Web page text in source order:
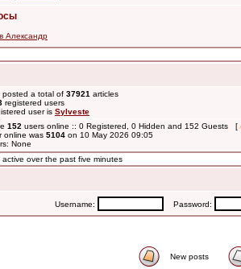
Александр
posted a total of 37921 articles
registered users
user is Sylveste
152 users online :: 0 Registered, 0 Hidden and 152 Guests [
online was 5104 on 10 May 2026 09:05
None
over the past five minutes
Username: Password:
New posts